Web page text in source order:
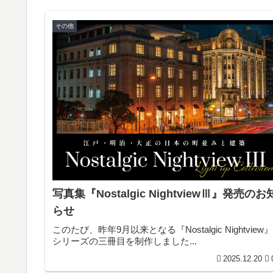
その他
写真集『Nostalgic NightviewⅢ』発売のお
らせ
このたび、昨年9月以来となる『Nostalgic Nightview』
シリーズの三冊目を制作しました...
2025.12.20